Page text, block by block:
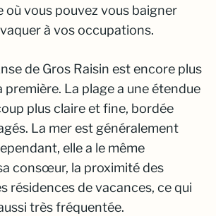
où vous pouvez vous baigner
à vos occupations.
de Gros Raisin est encore plus
première. La plage a une étendue
plus claire et fine, bordée
La mer est généralement
elle a le même
consœur, la proximité des
résidences de vacances, ce qui
très fréquentée.